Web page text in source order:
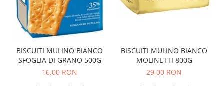
BISCUITI MULINO BIANCO
SFOGLIA DI GRANO 500G
16,00 RON
BISCUITI MULINO BIANCO
MOLINETTI 800G
29,00 RON